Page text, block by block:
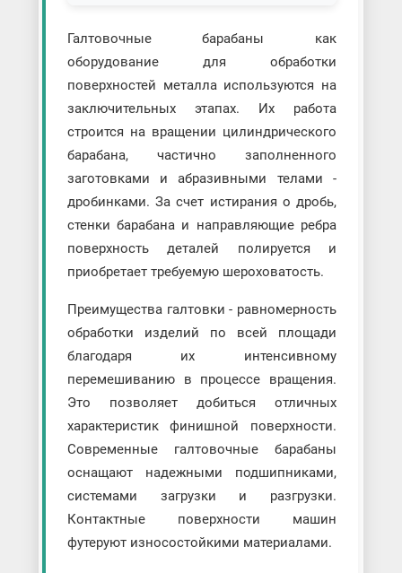
Галтовочные барабаны как
оборудование для обработки
поверхностей металла используются на
заключительных этапах. Их работа
строится на вращении цилиндрического
барабана, частично заполненного
заготовками и абразивными телами -
дробинками. За счет истирания о дробь,
стенки барабана и направляющие ребра
поверхность деталей полируется и
приобретает требуемую шероховатость.
Преимущества галтовки - равномерность
обработки изделий по всей площади
благодаря их интенсивному
перемешиванию в процессе вращения.
Это позволяет добиться отличных
характеристик финишной поверхности.
Современные галтовочные барабаны
оснащают надежными подшипниками,
системами загрузки и разгрузки.
Контактные поверхности машин
футеруют износостойкими материалами.